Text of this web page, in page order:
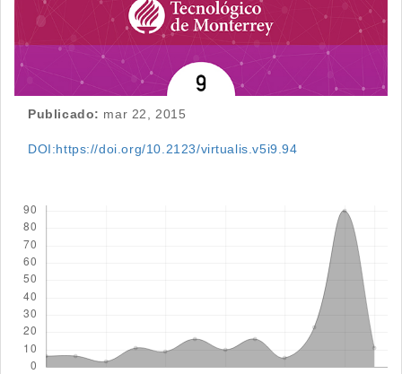
Publicado: mar 22, 2015
DOI:https://doi.org/10.2123/virtualis.v5i9.94